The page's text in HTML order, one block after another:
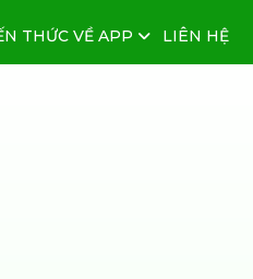
THỨC VỀ APP LIÊN HỆ